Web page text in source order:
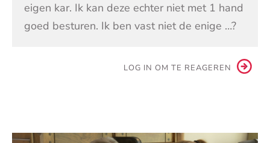
eigen kar. Ik kan deze echter niet met 1 hand
goed besturen. Ik ben vast niet de enige …?
LOG IN OM TE REAGEREN